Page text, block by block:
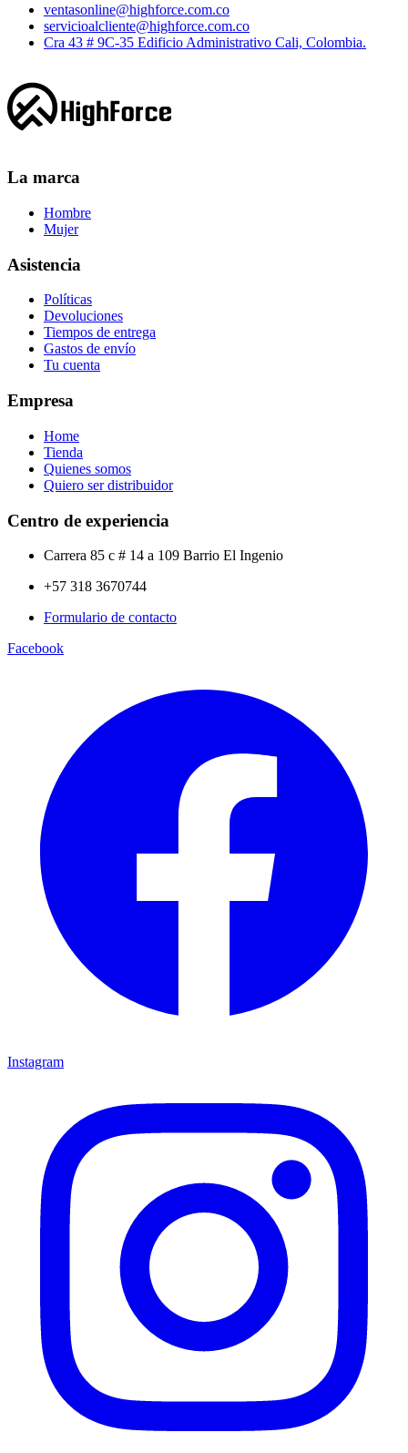
ventasonline@highforce.com.co
servicioalcliente@highforce.com.co
Cra 43 # 9C-35 Edificio Administrativo Cali, Colombia.
La marca
Hombre
Mujer
Asistencia
Políticas
Devoluciones
Tiempos de entrega
Gastos de envío
Tu cuenta
Empresa
Home
Tienda
Quienes somos
Quiero ser distribuidor
Centro de experiencia
Carrera 85 c # 14 a 109 Barrio El Ingenio
+57 318 3670744
Formulario de contacto
Facebook
Instagram